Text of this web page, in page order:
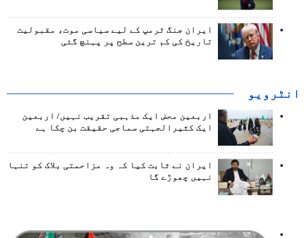
ایران جنگ ٹرمپ کے لیے سیاسی موت، مقبولیت
تاریخ کی کم ترین سطح پر پہنچ گئی
انٹرويو
اربعین محض ایک مذہبی تقریب نہیں/ اربعین
ایک کثیرالجہتی سماجی حقیقت بن چکا ہے
ایران نے ثابت کیا کہ وہ مزاحمتی بلاک کو تنہا
نہیں چھوڑے گا